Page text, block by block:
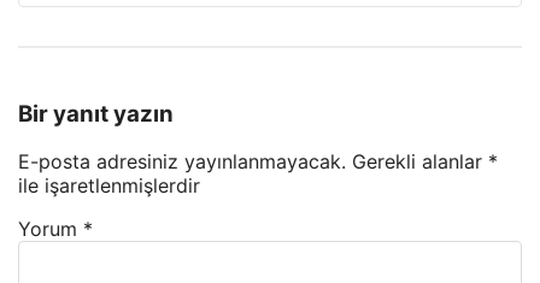
Bir yanıt yazın
E-posta adresiniz yayınlanmayacak. Gerekli alanlar *
ile işaretlenmişlerdir
Yorum *